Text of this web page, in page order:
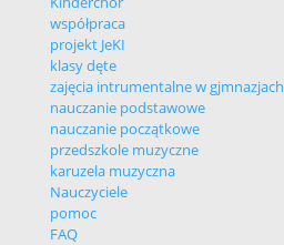
współpraca
projekt JeKI
klasy dęte
zajęcia intrumentalne w gjmnazjach
nauczanie podstawowe
nauczanie początkowe
przedszkole muzyczne
karuzela muzyczna
Nauczyciele
pomoc
FAQ